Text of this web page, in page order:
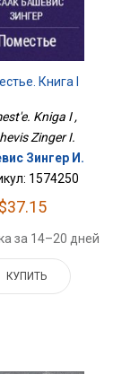
Книга I
Kniga I ,
Zinger I.
Зингер И.
1574250
$37.15
за 14–20 дней
КУПИТЬ